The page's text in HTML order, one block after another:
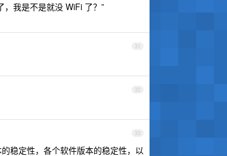
我是不是就没 WiFi 了？”
31
32
33
稳定性，各个软件版本的稳定性，以